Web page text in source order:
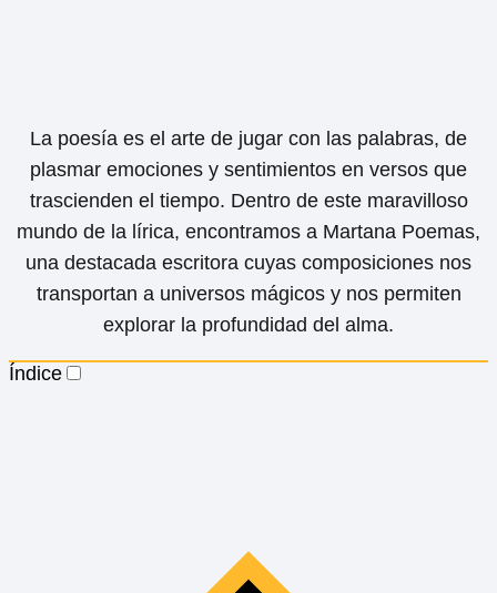
La poesía es el arte de jugar con las palabras, de
plasmar emociones y sentimientos en versos que
trascienden el tiempo. Dentro de este maravilloso
mundo de la lírica, encontramos a Martana Poemas,
una destacada escritora cuyas composiciones nos
transportan a universos mágicos y nos permiten
explorar la profundidad del alma.
Índice